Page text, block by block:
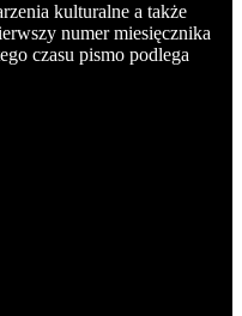
kulturalne a także
numer miesięcznika
czasu pismo podlega